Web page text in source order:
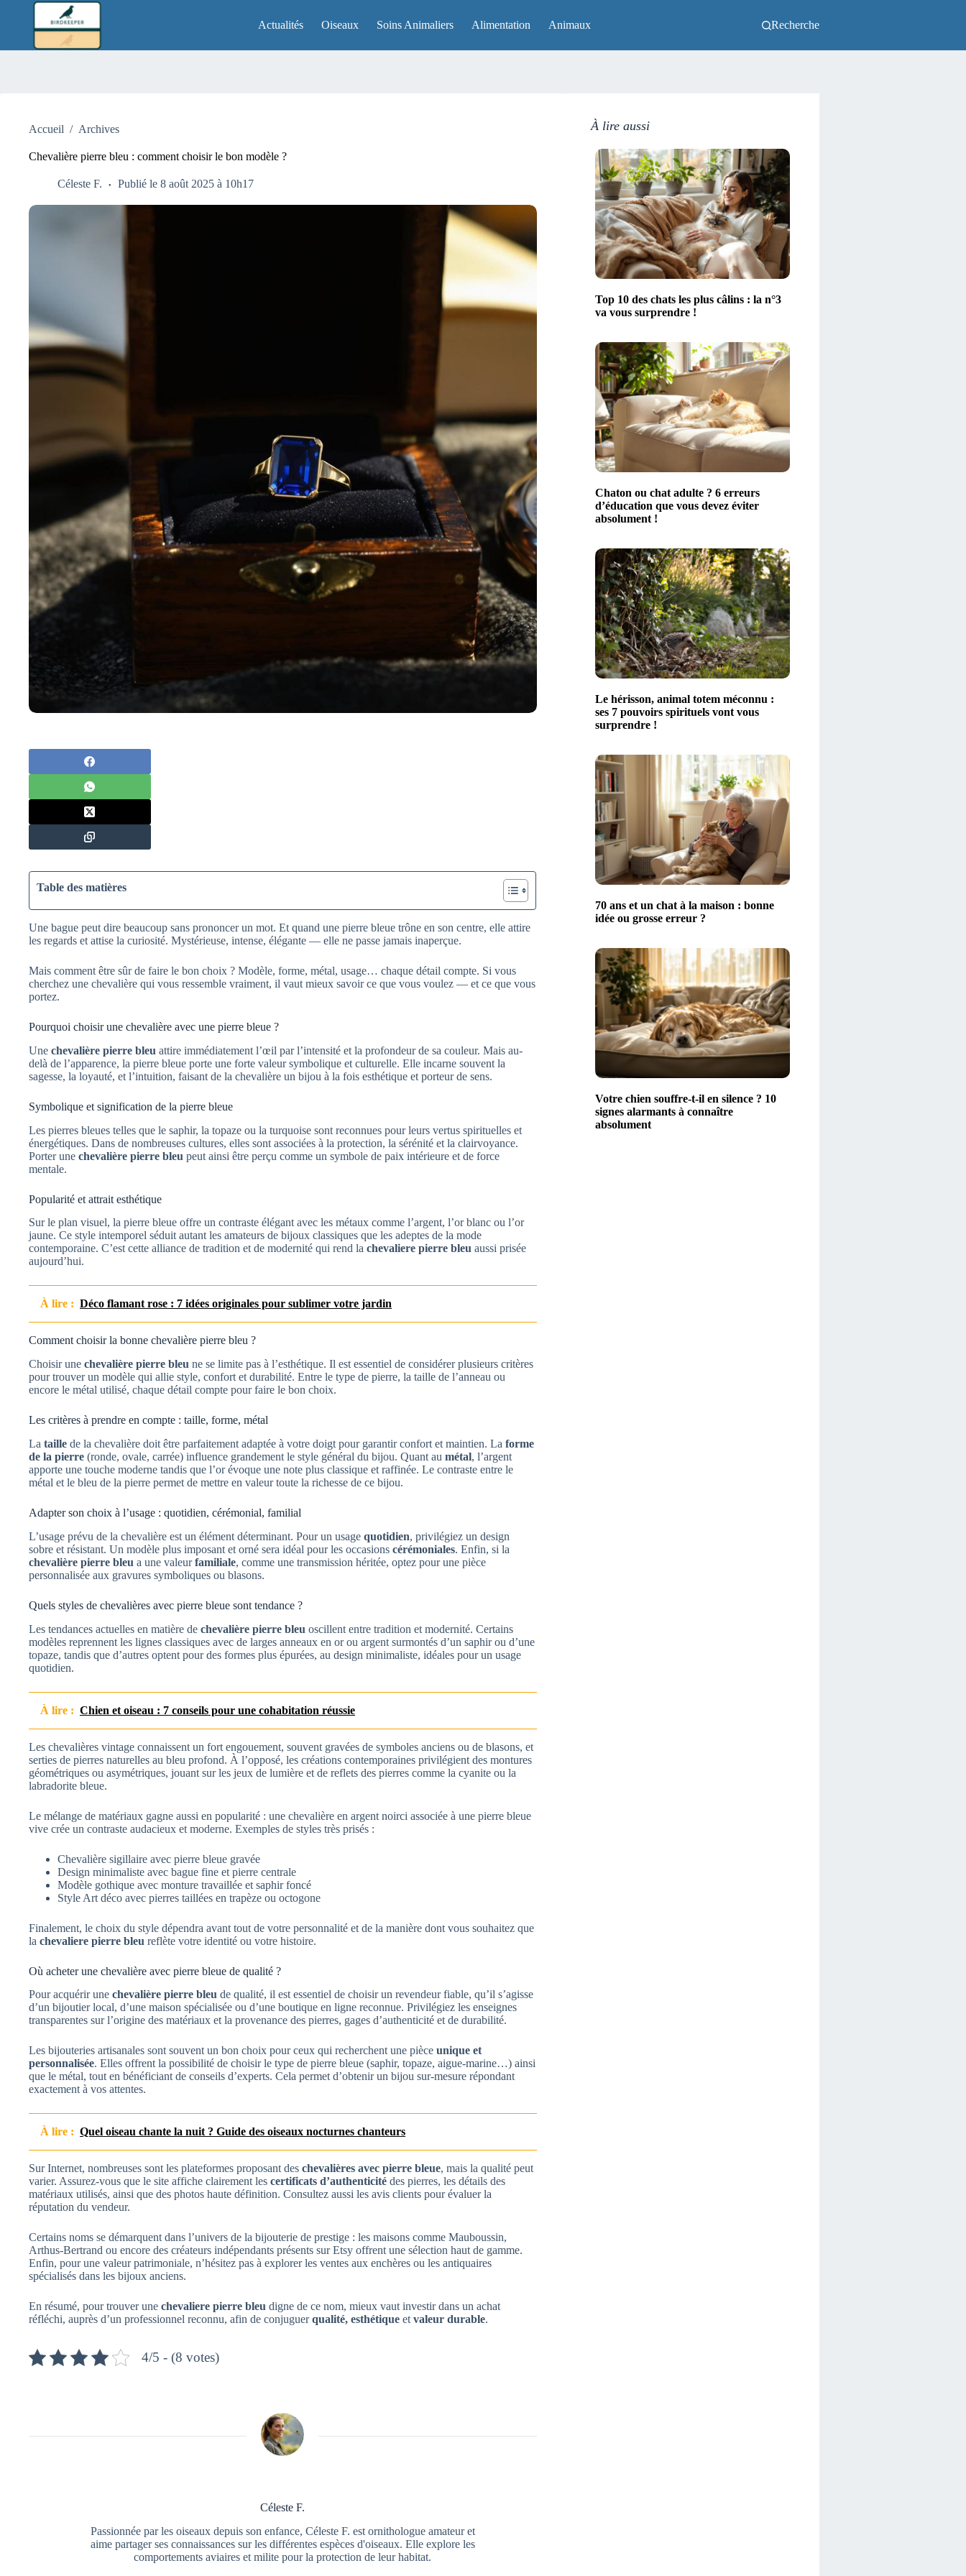
contenu
Actualités Oiseaux Soins Animaliers Alimentation Animaux Recherche
Accueil / Archives
Chevalière pierre bleu : comment choisir le bon modèle ?
Céleste F. Publié le 8 août 2025 à 10h17
Table des matières
Une bague peut dire beaucoup sans prononcer un mot. Et quand une pierre bleue trône en son centre, elle attire
les regards et attise la curiosité. Mystérieuse, intense, élégante — elle ne passe jamais inaperçue.
Mais comment être sûr de faire le bon choix ? Modèle, forme, métal, usage… chaque détail compte. Si vous
cherchez une chevalière qui vous ressemble vraiment, il vaut mieux savoir ce que vous voulez — et ce que vous
portez.
Pourquoi choisir une chevalière avec une pierre bleue ?
Une chevalière pierre bleu attire immédiatement l’œil par l’intensité et la profondeur de sa couleur. Mais au-
delà de l’apparence, la pierre bleue porte une forte valeur symbolique et culturelle. Elle incarne souvent la
sagesse, la loyauté, et l’intuition, faisant de la chevalière un bijou à la fois esthétique et porteur de sens.
Symbolique et signification de la pierre bleue
Les pierres bleues telles que le saphir, la topaze ou la turquoise sont reconnues pour leurs vertus spirituelles et
énergétiques. Dans de nombreuses cultures, elles sont associées à la protection, la sérénité et la clairvoyance.
Porter une chevalière pierre bleu peut ainsi être perçu comme un symbole de paix intérieure et de force
mentale.
Popularité et attrait esthétique
Sur le plan visuel, la pierre bleue offre un contraste élégant avec les métaux comme l’argent, l’or blanc ou l’or
jaune. Ce style intemporel séduit autant les amateurs de bijoux classiques que les adeptes de la mode
contemporaine. C’est cette alliance de tradition et de modernité qui rend la chevaliere pierre bleu aussi prisée
aujourd’hui.
À lire : Déco flamant rose : 7 idées originales pour sublimer votre jardin
Comment choisir la bonne chevalière pierre bleu ?
Choisir une chevalière pierre bleu ne se limite pas à l’esthétique. Il est essentiel de considérer plusieurs critères
pour trouver un modèle qui allie style, confort et durabilité. Entre le type de pierre, la taille de l’anneau ou
encore le métal utilisé, chaque détail compte pour faire le bon choix.
Les critères à prendre en compte : taille, forme, métal
La taille de la chevalière doit être parfaitement adaptée à votre doigt pour garantir confort et maintien. La forme
de la pierre (ronde, ovale, carrée) influence grandement le style général du bijou. Quant au métal, l’argent
apporte une touche moderne tandis que l’or évoque une note plus classique et raffinée. Le contraste entre le
métal et le bleu de la pierre permet de mettre en valeur toute la richesse de ce bijou.
Adapter son choix à l’usage : quotidien, cérémonial, familial
L’usage prévu de la chevalière est un élément déterminant. Pour un usage quotidien, privilégiez un design
sobre et résistant. Un modèle plus imposant et orné sera idéal pour les occasions cérémoniales. Enfin, si la
chevalière pierre bleu a une valeurfamiliale, comme une transmission héritée, optez pour une pièce
personnalisée aux gravures symboliques ou blasons.
Quels styles de chevalières avec pierre bleue sont tendance ?
Les tendances actuelles en matière de chevalière pierre bleu oscillent entre tradition et modernité. Certains
modèles reprennent les lignes classiques avec de larges anneaux en or ou argent surmontés d’un saphir ou d’une
topaze, tandis que d’autres optent pour des formes plus épurées, au design minimaliste, idéales pour un usage
quotidien.
À lire : Chien et oiseau : 7 conseils pour une cohabitation réussie
Les chevalières vintage connaissent un fort engouement, souvent gravées de symboles anciens ou de blasons, et
serties de pierres naturelles au bleu profond. À l’opposé, les créations contemporaines privilégient des montures
géométriques ou asymétriques, jouant sur les jeux de lumière et de reflets des pierres comme la cyanite ou la
labradorite bleue.
Le mélange de matériaux gagne aussi en popularité : une chevalière en argent noirci associée à une pierre bleue
vive crée un contraste audacieux et moderne. Exemples de styles très prisés :
Chevalière sigillaire avec pierre bleue gravée
Design minimaliste avec bague fine et pierre centrale
Modèle gothique avec monture travaillée et saphir foncé
Style Art déco avec pierres taillées en trapèze ou octogone
Finalement, le choix du style dépendra avant tout de votre personnalité et de la manière dont vous souhaitez que
la chevaliere pierre bleu reflète votre identité ou votre histoire.
Où acheter une chevalière avec pierre bleue de qualité ?
Pour acquérir une chevalière pierre bleu de qualité, il est essentiel de choisir un revendeur fiable, qu’il s’agisse
d’un bijoutier local, d’une maison spécialisée ou d’une boutique en ligne reconnue. Privilégiez les enseignes
transparentes sur l’origine des matériaux et la provenance des pierres, gages d’authenticité et de durabilité.
Les bijouteries artisanales sont souvent un bon choix pour ceux qui recherchent une pièce unique et
personnalisée. Elles offrent la possibilité de choisir le type de pierre bleue (saphir, topaze, aigue-marine…) ainsi
que le métal, tout en bénéficiant de conseils d’experts. Cela permet d’obtenir un bijou sur-mesure répondant
exactement à vos attentes.
À lire : Quel oiseau chante la nuit ? Guide des oiseaux nocturnes chanteurs
Sur Internet, nombreuses sont les plateformes proposant des chevalières avec pierre bleue, mais la qualité peut
varier. Assurez-vous que le site affiche clairement les certificats d’authenticité des pierres, les détails des
matériaux utilisés, ainsi que des photos haute définition. Consultez aussi les avis clients pour évaluer la
réputation du vendeur.
Certains noms se démarquent dans l’univers de la bijouterie de prestige : les maisons comme Mauboussin,
Arthus-Bertrand ou encore des créateurs indépendants présents sur Etsy offrent une sélection haut de gamme.
Enfin, pour une valeur patrimoniale, n’hésitez pas à explorer les ventes aux enchères ou les antiquaires
spécialisés dans les bijoux anciens.
En résumé, pour trouver une chevaliere pierre bleu digne de ce nom, mieux vaut investir dans un achat
réfléchi, auprès d’un professionnel reconnu, afin de conjuguerqualité, esthétique et valeur durable.
4/5 - (8 votes)
Céleste F.
Passionnée par les oiseaux depuis son enfance, Céleste F. est ornithologue amateur et
aime partager ses connaissances sur les différentes espèces d'oiseaux. Elle explore les
comportements aviaires et milite pour la protection de leur habitat.
À lire aussi
Top 10 des chats les plus câlins : la n°3
va vous surprendre !
Chaton ou chat adulte ? 6 erreurs
d’éducation que vous devez éviter
absolument !
Le hérisson, animal totem méconnu :
ses 7 pouvoirs spirituels vont vous
surprendre !
70 ans et un chat à la maison : bonne
idée ou grosse erreur ?
Votre chien souffre-t-il en silence ? 10
signes alarmants à connaître
absolument